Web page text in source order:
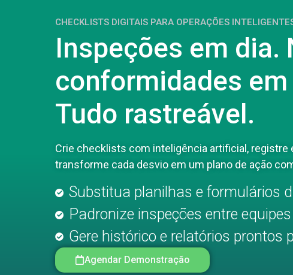
CHECKLISTS DIGITAIS PARA OPERAÇÕES
Inspeções em dia.
conformidades em
Tudo rastreável.
Crie checklists com inteligência artificial, registre
transforme cada desvio em um plano de ação
Substitua planilhas e formulários
Padronize inspeções entre
Gere histórico e relatórios prontos
Agendar Demonstração